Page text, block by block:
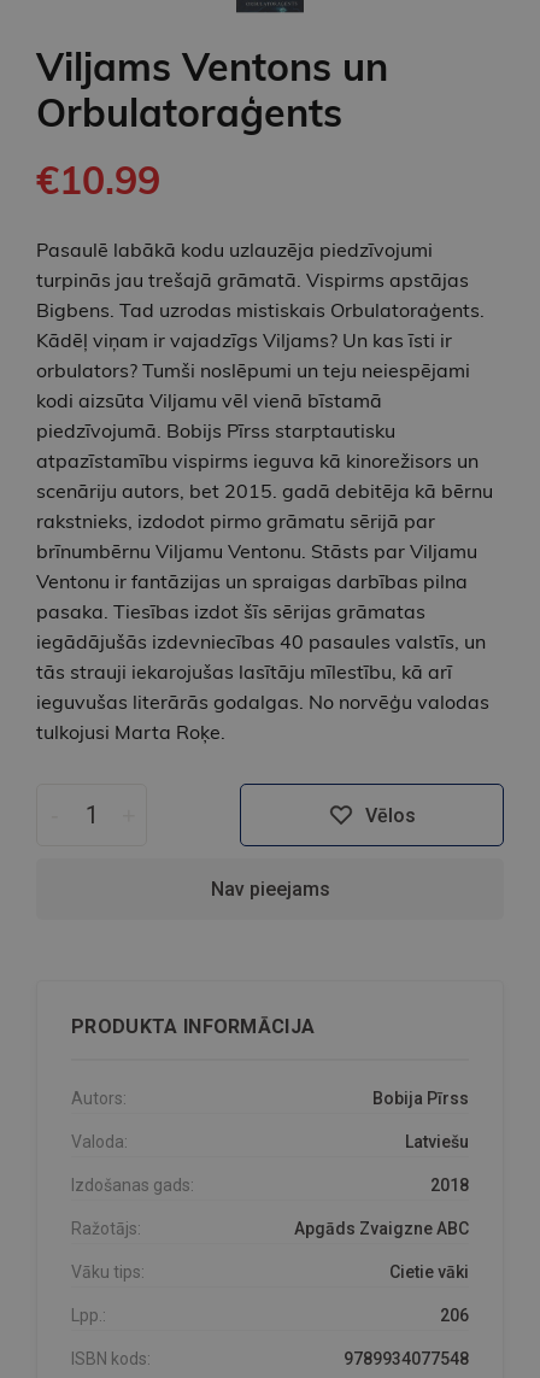
Viljams Ventons un
Orbulatoraģents
€10.99
Pasaulē labākā kodu uzlauzēja piedzīvojumi
turpinās jau trešajā grāmatā. Vispirms apstājas
Bigbens. Tad uzrodas mistiskais Orbulatoraģents.
Kādēļ viņam ir vajadzīgs Viljams? Un kas īsti ir
orbulators? Tumši noslēpumi un teju neiespējami
kodi aizsūta Viljamu vēl vienā bīstamā
piedzīvojumā. Bobijs Pīrss starptautisku
atpazīstamību vispirms ieguva kā kinorežisors un
scenāriju autors, bet 2015. gadā debitēja kā bērnu
rakstnieks, izdodot pirmo grāmatu sērijā par
brīnumbērnu Viljamu Ventonu. Stāsts par Viljamu
Ventonu ir fantāzijas un spraigas darbības pilna
pasaka. Tiesības izdot šīs sērijas grāmatas
iegādājušās izdevniecības 40 pasaules valstīs, un
tās strauji iekarojušas lasītāju mīlestību, kā arī
ieguvušas literārās godalgas. No norvēģu valodas
tulkojusi Marta Roķe.
Vēlos
Nav pieejams
PRODUKTA INFORMĀCIJA
Autors: Bobija Pīrss
Valoda: Latviešu
Izdošanas gads: 2018
Ražotājs: Apgāds Zvaigzne ABC
Vāku tips: Cietie vāki
Lpp.: 206
ISBN kods: 9789934077548